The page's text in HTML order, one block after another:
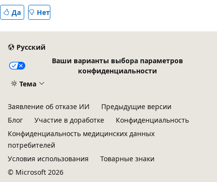
Да
Нет
Русский
Ваши варианты выбора параметров
конфиденциальности
Тема
Заявление об отказе ИИ
Предыдущие версии
Блог
Участие в доработке
Конфиденциальность
Конфиденциальность медицинских данных
потребителей
Условия использования
Товарные знаки
© Microsoft 2026